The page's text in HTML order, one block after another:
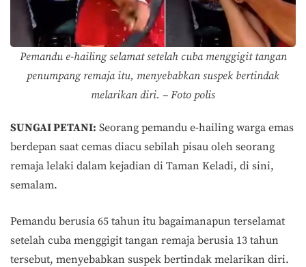
Pemandu e-hailing selamat setelah cuba menggigit tangan
penumpang remaja itu, menyebabkan suspek bertindak
melarikan diri. – Foto polis
SUNGAI PETANI: Seorang pemandu e-hailing warga emas
berdepan saat cemas diacu sebilah pisau oleh seorang
remaja lelaki dalam kejadian di Taman Keladi, di sini,
semalam.
Pemandu berusia 65 tahun itu bagaimanapun terselamat
setelah cuba menggigit tangan remaja berusia 13 tahun
tersebut, menyebabkan suspek bertindak melarikan diri.